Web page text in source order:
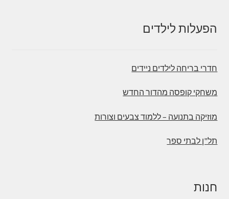
הפעלות לילדים
חדרי בריחה לילדים ניידים
משחקי קופסה מהדור החדש
מוזיקה בתנועה – ללמוד צבעים וצורות
תל"ן לבתי ספר
חנות